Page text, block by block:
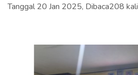
Tanggal 20 Jan 2025, Dibaca208 kali